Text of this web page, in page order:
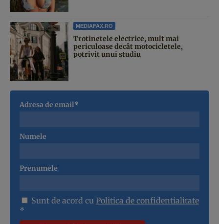
MEDIAFAX.RO
Trotinetele electrice, mult mai
periculoase decât motocicletele,
potrivit unui studiu
Adresa de email*
Numele
Prenumele
Sunt de acord cu Politica de confidentialitate
*